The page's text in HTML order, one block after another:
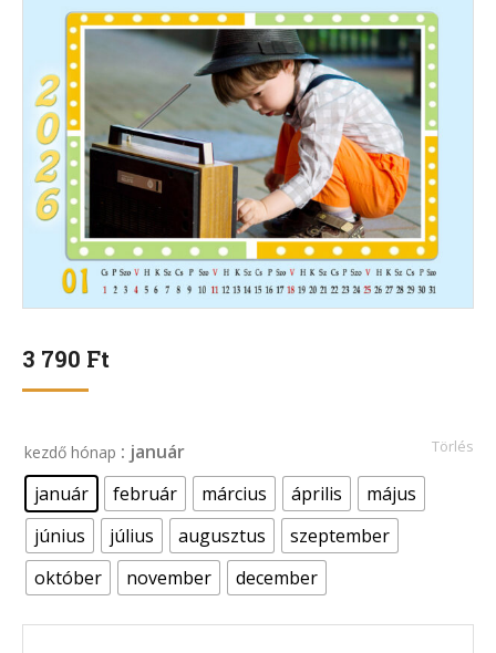
3 790 Ft
kezdő hónap : január
január
február március április
május
június
július augusztus
szeptember
október
november december
Törlés